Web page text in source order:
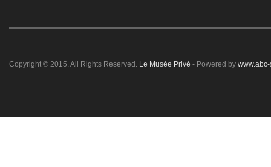
Copyright © 2015. All Rights Reserved. Le Musée Privé - Powered by